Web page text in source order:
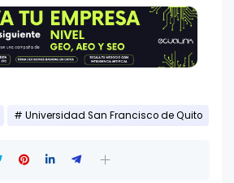
Universidad San Francisco de Quito